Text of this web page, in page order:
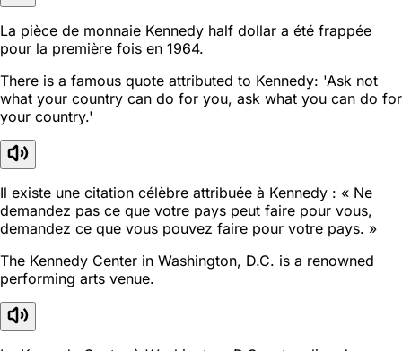
La pièce de monnaie Kennedy half dollar a été frappée
pour la première fois en 1964.
There is a famous quote attributed to Kennedy: 'Ask not
what your country can do for you, ask what you can do for
your country.'
Il existe une citation célèbre attribuée à Kennedy : « Ne
demandez pas ce que votre pays peut faire pour vous,
demandez ce que vous pouvez faire pour votre pays. »
The Kennedy Center in Washington, D.C. is a renowned
performing arts venue.